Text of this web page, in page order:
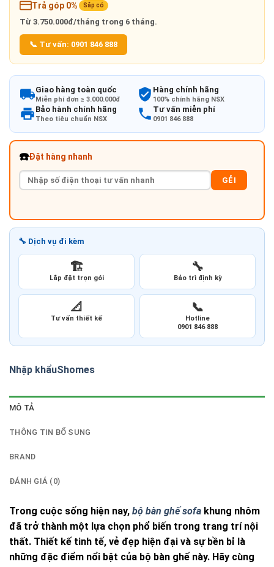
Trả góp 0% Sắp có
Từ 3.750.000đ/tháng trong 6 tháng.
📞 Tư vấn: 0901 846 888
Giao hàng toàn quốc
Miễn phí đơn ≥ 3.000.000đ
Hàng chính hãng
100% chính hãng NSX
Bảo hành chính hãng
Theo tiêu chuẩn NSX
Tư vấn miễn phí
0901 846 888
☎️Đặt hàng nhanh
GẺI
🔧 Dịch vụ đi kèm
🏗️
Lắp đặt trọn gói
🔧
Bảo trì định kỳ
📐
Tư vấn thiết kế
📞
Hotline
0901 846 888
Nhập khẩuShomes
MÔ TẢ
THÔNG TIN BỔ SUNG
BRAND
ĐÁNH GIÁ (0)
Trong cuộc sống hiện nay, bộ bàn ghế sofa khung nhôm
đã trở thành một lựa chọn phổ biến trong trang trí nội
thất. Thiết kế tinh tế, vẻ đẹp hiện đại và sự bền bỉ là
những đặc điểm nổi bật của bộ bàn ghế này. Hãy cùng